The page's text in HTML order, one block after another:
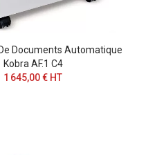
Documents Automatique
Kobra AF.1 C4
1 645,00 € HT